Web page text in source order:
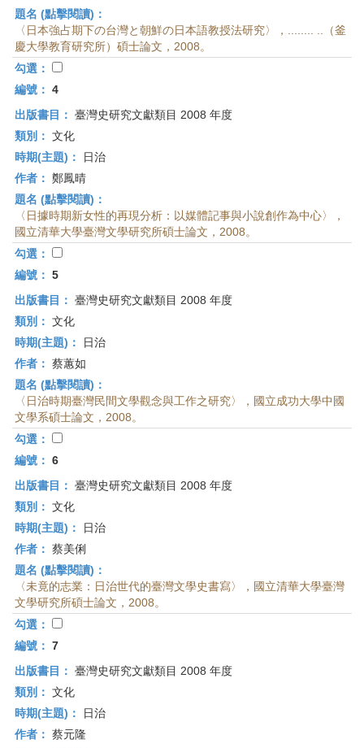
題名 (點擊閱讀)：
〈日本強占期下の台灣と朝鮮の日本語教授法研究〉，........ ..（釜
慶大學教育研究所）碩士論文，2008。
勾選：
編號： 4
出版書目： 臺灣史研究文獻類目 2008 年度
類別： 文化
時期(主題)：
日治
作者： 鄭鳳晴
題名 (點擊閱讀)：
〈日據時期新女性的再現分析：以媒體記事與小說創作為中心〉，
國立清華大學臺灣文學研究所碩士論文，2008。
勾選：
編號： 5
出版書目： 臺灣史研究文獻類目 2008 年度
類別： 文化
時期(主題)：
日治
作者： 蔡蕙如
題名 (點擊閱讀)：
〈日治時期臺灣民間文學觀念與工作之研究〉，國立成功大學中國
文學系碩士論文，2008。
勾選：
編號： 6
出版書目： 臺灣史研究文獻類目 2008 年度
類別： 文化
時期(主題)：
日治
作者： 蔡美俐
題名 (點擊閱讀)：
〈未竟的志業：日治世代的臺灣文學史書寫〉，國立清華大學臺灣
文學研究所碩士論文，2008。
勾選：
編號： 7
出版書目： 臺灣史研究文獻類目 2008 年度
類別： 文化
時期(主題)：
日治
作者： 蔡元隆